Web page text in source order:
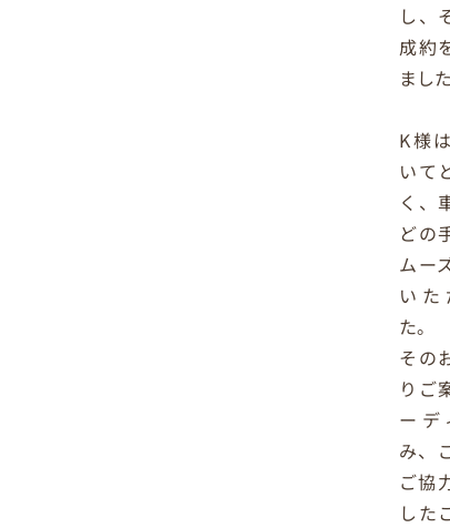
し、
成約
ました
K様
いて
く、
どの
ムー
い
た。
その
りご
ーデ
み、
ご協
した